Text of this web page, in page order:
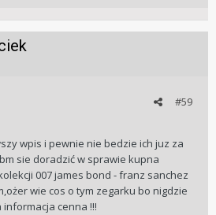
#59
wpis i pewnie nie bedzie ich juz za
sie doradzić w sprawie kupna
007 james bond - franz sanchez
wie cos o tym zegarku bo nigdzie
cenna !!!